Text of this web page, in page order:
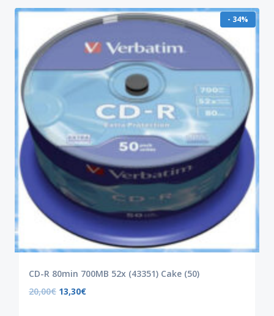
- 34%
CD-R 80min 700MB 52x (43351) Cake (50)
20,00€ 13,30€